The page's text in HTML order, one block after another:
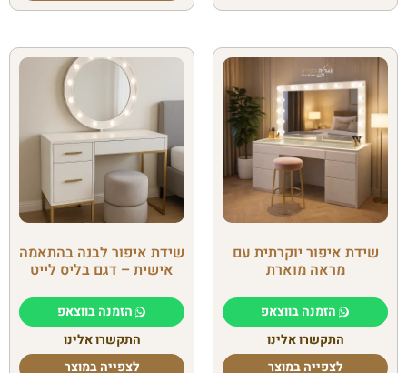
שידת איפור יוקרתית עם
מראה מוארת
הזמנה בווצאפ
התקשרו אלינו
לצפייה במוצר
שידת איפור לבנה בהתאמה
אישית – דגם בליס לייט
הזמנה בווצאפ
התקשרו אלינו
לצפייה במוצר